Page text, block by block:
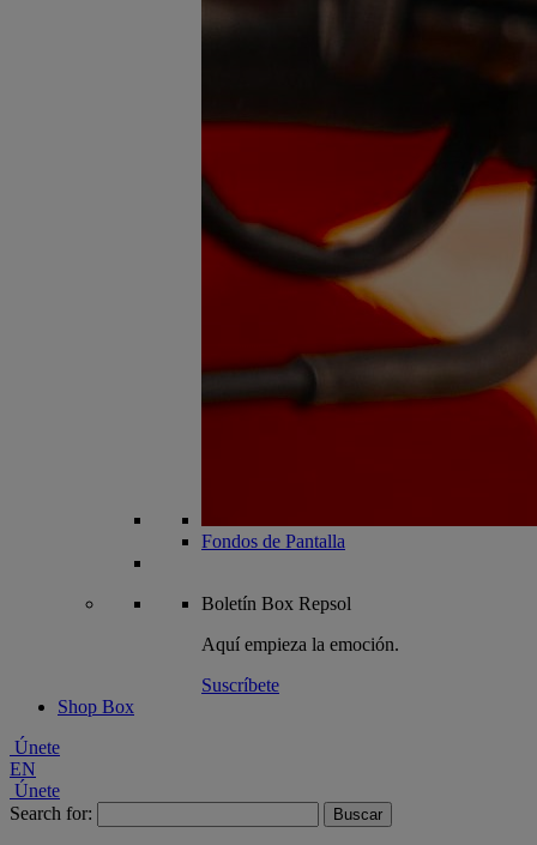
Fondos de Pantalla
Boletín Box Repsol
Aquí empieza la emoción.
Suscríbete
Shop Box
Únete
EN
Únete
Search for: